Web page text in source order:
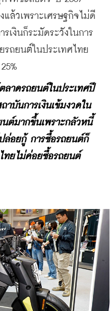
แล้วเพราะเศรษฐกิจไม่ดี
เงินก็ระมัดระวังในการ
ถยนต์ในประเทศไทย
ลาดรถยนต์ในประเทศปี
าบันการเงินเข้มงวดใน
นต์มากขึ้นเพราะกลัวหนี้
ล่อยกู้ การซื้อรถยนต์ก็
ทยไม่ค่อยซื้อรถยนต์